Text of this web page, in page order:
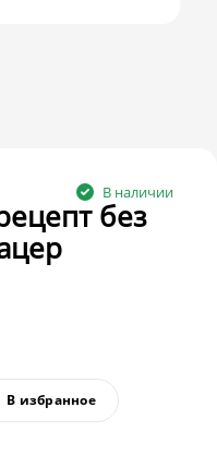
В наличии
без
В избранное